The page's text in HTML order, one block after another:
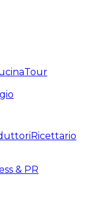
Tour
Ricettario
& PR